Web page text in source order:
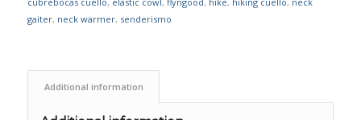
gaiter, neck warmer, senderismo
Additional information